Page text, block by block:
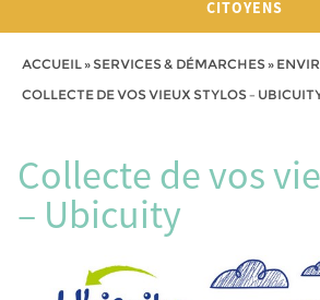
CITOYENS
ACCUEIL» SERVICES & DÉMARCHES»
COLLECTE DE VOS VIEUX STYLOS –
Collecte de vos
– Ubicuity